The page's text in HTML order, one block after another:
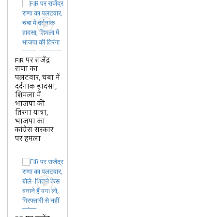
नकदी के साथ मुंबई के दो आरोपी
गिरफ्तार
FIR पर राजेंद्र
राणा का
पलटवार, चंबा में
दर्दनाक हादसा,
शिमला में
भाजपा की
तिरंगा यात्रा,
भाजपा का
कांग्रेस सरकार
पर हमला